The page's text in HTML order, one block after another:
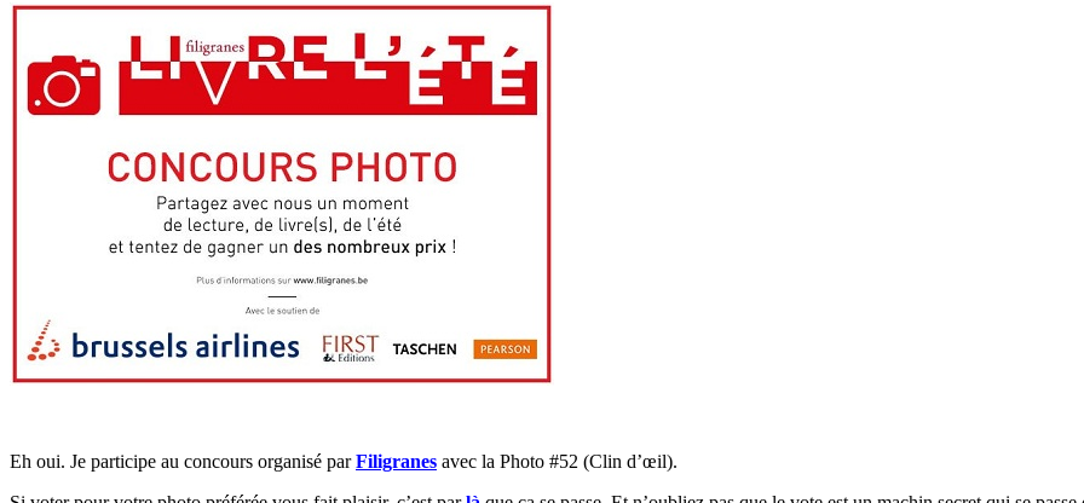
Eh oui. Je participe au concours organisé parFiligranes avec la Photo #52 (Clin d’œil).